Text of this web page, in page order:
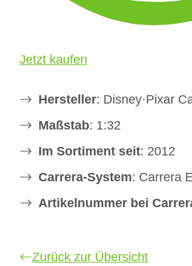
Jetzt kaufen
Hersteller: Disney·Pixar
Maßstab: 1:32
Im Sortiment seit: 2012
Carrera-System: Carrera
Artikelnummer bei
Zurück zur Übersicht